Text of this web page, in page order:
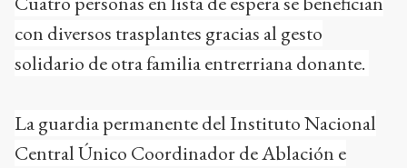
con diversos trasplantes gracias al gesto
solidario de otra familia entrerriana donante.
La guardia permanente del Instituto Nacional
Central Único Coordinador de Ablación e